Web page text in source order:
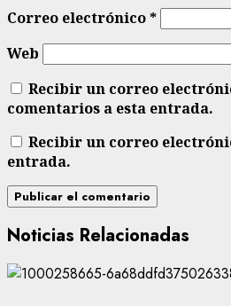
Correo electrónico*
Web
Recibir un correo
comentarios a esta entrada.
Recibir un correo
entrada.
Noticias Relacionadas